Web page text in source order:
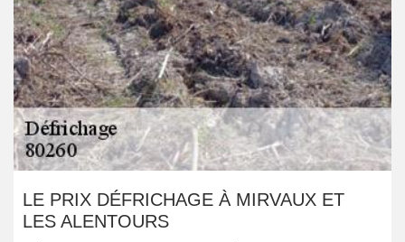
LE PRIX DÉFRICHAGE À MIRVAUX ET
LES ALENTOURS